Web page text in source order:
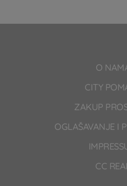
O
CITY
ZAKUP
OGLAŠAVANJE I
CC